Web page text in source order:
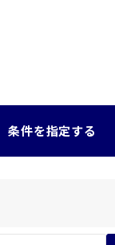
条件を指定する